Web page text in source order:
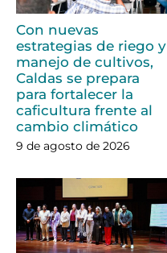
Con nuevas
estrategias de riego y
manejo de cultivos,
Caldas se prepara
para fortalecer la
caficultura frente al
cambio climático
9 de agosto de 2026